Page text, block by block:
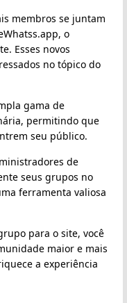
membros se juntam
o
Esses novos
no tópico do
gama de
permitindo que
seu público.
de
seus grupos no
ferramenta valiosa
para o site, você
maior e mais
a experiência